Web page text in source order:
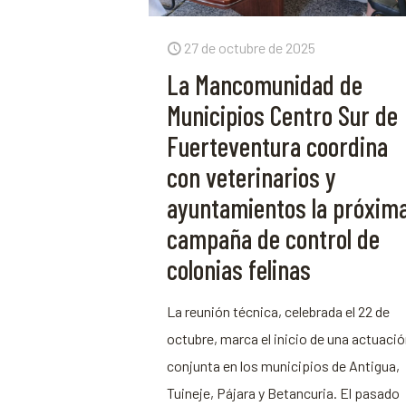
27 de octubre de 2025
La Mancomunidad de
Municipios Centro Sur de
Fuerteventura coordina
con veterinarios y
ayuntamientos la
campaña de control de
colonias felinas
La reunión técnica, celebrada el 22 de
octubre, marca el inicio de una
conjunta en los municipios de Antigua,
Tuineje, Pájara y Betancuria. El pasado